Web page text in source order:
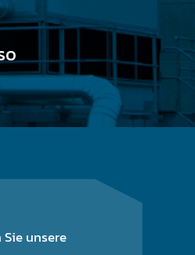
unsere